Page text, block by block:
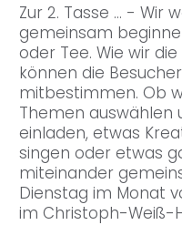
Zur 2. Tasse … - Wir
gemeinsam
oder Tee. Wie wir
können die
mitbestimmen. Ob
Themen auswählen
einladen, etwas
singen oder etwas
miteinander
Dienstag im Monat
im Christoph-Weiß-